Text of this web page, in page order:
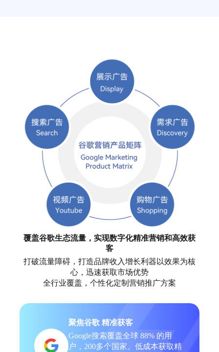
覆盖谷歌生态流量，实现数字化精准营销和高效获
客
打破流量障碍，打造品牌收入增长利器以效果为核
心，迅速获取市场优势
全行业覆盖，个性化定制营销推广方案
聚焦谷歌 精准获客
Google搜索覆盖全球 88% 的用
户，200多个国家。低成本获取精